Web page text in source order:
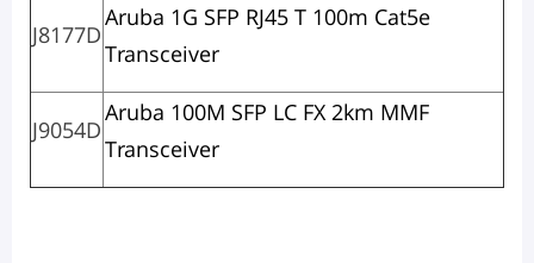
J8177D
Aruba 1G SFP RJ45 T 100m Cat5e
Transceiver
J9054D
Aruba 100M SFP LC FX 2km MMF
Transceiver